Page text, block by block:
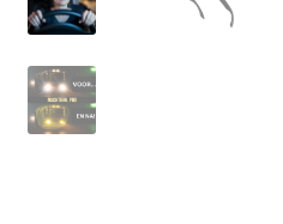
Retourbeleid
Videos